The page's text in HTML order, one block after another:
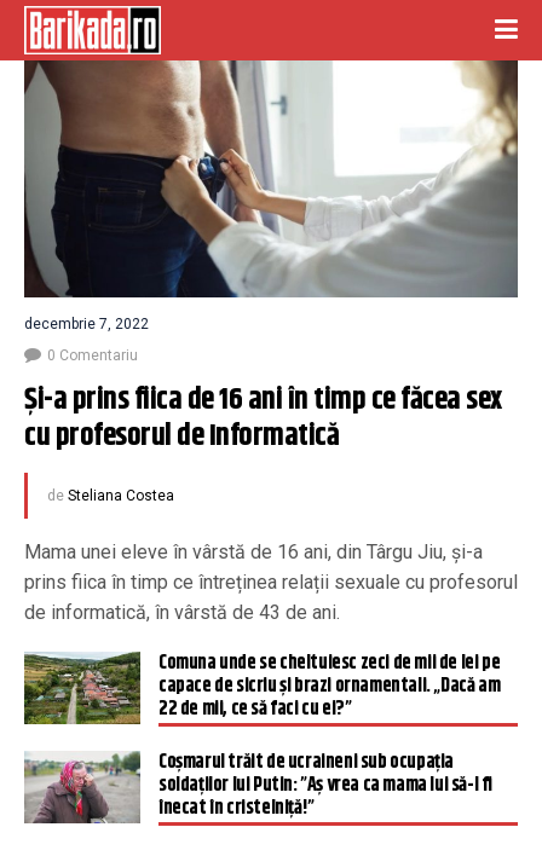
decembrie 7, 2022
0 Comentariu
Și-a prins fiica de 16 ani în timp ce făcea sex
cu profesorul de Informatică
de Steliana Costea
Mama unei eleve în vârstă de 16 ani, din Târgu Jiu, și-a
prins fiica în timp ce întreținea relații sexuale cu profesorul
de informatică, în vârstă de 43 de ani.
Comuna unde se cheltuiesc zeci de mii de lei pe
capace de sicriu și brazi ornamentali. „Dacă am
22 de mii, ce să faci cu ei?”
Coșmarul trăit de ucraineni sub ocupația
soldaților lui Putin: ”Aș vrea ca mama lui să-l fi
înecat în cristelniță!”